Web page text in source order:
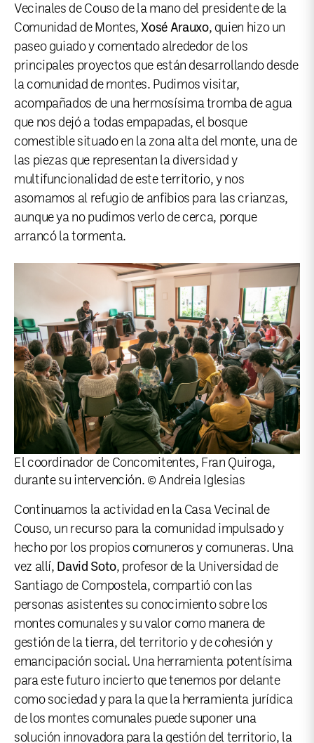
Vecinales de Couso de la mano del presidente de la
Comunidad de Montes,Xosé Arauxo, quien hizo un
paseo guiado y comentado alrededor de los
principales proyectos que están desarrollando desde
la comunidad de montes. Pudimos visitar,
acompañados de una hermosísima tromba de agua
que nos dejó a todas empapadas, el bosque
comestible situado en la zona alta del monte, una de
las piezas que representan la diversidad y
multifuncionalidad de este territorio, y nos
asomamos al refugio de anfibios para las crianzas,
aunque ya no pudimos verlo de cerca, porque
arrancó la tormenta.
El coordinador de Concomitentes, Fran Quiroga,
durante su intervención. © Andreia Iglesias
Continuamos la actividad en la Casa Vecinal de
Couso, un recurso para la comunidad impulsado y
hecho por los propios comuneros y comuneras. Una
vez allí, David Soto, profesor de la Universidad de
Santiago de Compostela, compartió con las
personas asistentes su conocimiento sobre los
montes comunales y su valor como manera de
gestión de la tierra, del territorio y de cohesión y
emancipación social. Una herramienta potentísima
para este futuro incierto que tenemos por delante
como sociedad y para la que la herramienta jurídica
de los montes comunales puede suponer una
solución innovadora para la gestión del territorio, la